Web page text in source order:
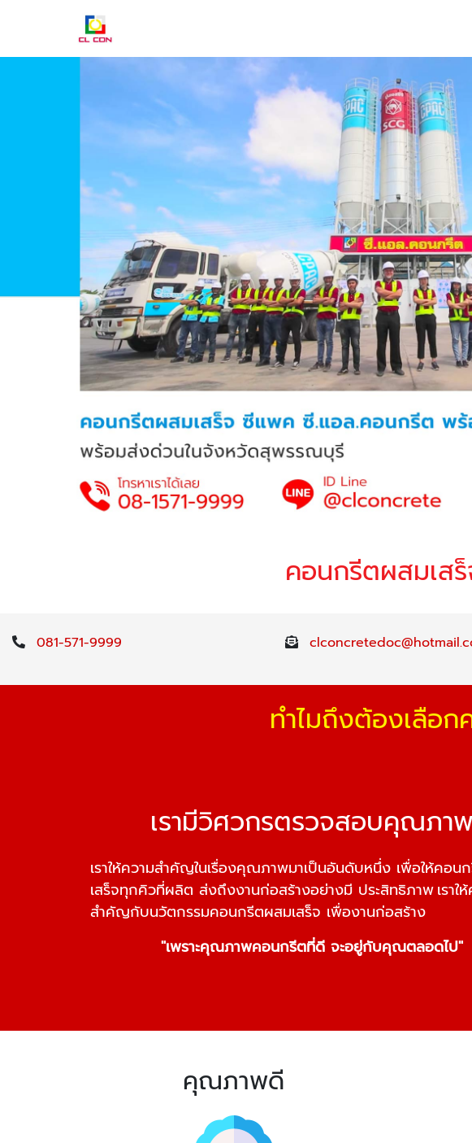
คอนกรีตผสมเส
081-571-9999
ทำไมถึงต้องเลือ
เรามีวิศวกรตรวจสอบคุณภาพ
เราให้ความสำคัญในเรื่องคุณภาพมาเป็นอันดับหนึ่ง เพื่อให้คอน
เสร็จทุกคิวที่ผลิต ส่งถึงงานก่อสร้างอย่างมี ประสิทธิภาพ เราใ
สำคัญกับนวัตกรรมคอนกรีตผสมเสร็จ เพื่องานก่อสร้าง
"เพราะคุณภาพคอนกรีตที่ดี จะอยู่กับคุณตลอดไป"
คุณภาพดี